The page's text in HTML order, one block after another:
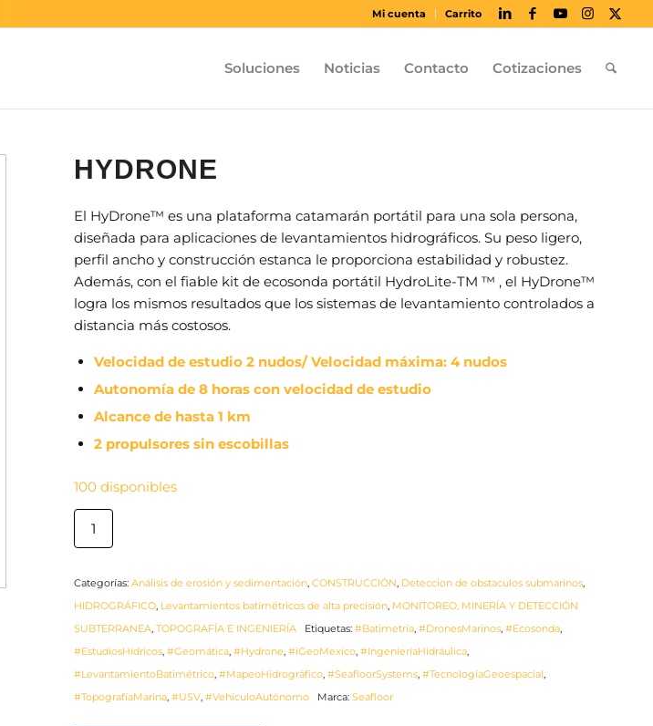
Mi cuenta Carrito
Soluciones Noticias Contacto Cotizaciones
HYDRONE
El HyDrone™ es una plataforma catamarán portátil para una sola persona,
diseñada para aplicaciones de levantamientos hidrográficos. Su peso ligero,
perfil ancho y construcción estanca le proporciona estabilidad y robustez.
Además, con el fiable kit de ecosonda portátil HydroLite-TM ™ , el HyDrone™
logra los mismos resultados que los sistemas de levantamiento controlados a
distancia más costosos.
Velocidad de estudio 2 nudos/ Velocidad máxima: 4 nudos
Autonomía de 8 horas con velocidad de estudio
Alcance de hasta 1 km
2 propulsores sin escobillas
100 disponibles
Categorías:Análisis de erosión y sedimentación,CONSTRUCCIÓN, Deteccion de obstaculos submarinos,
HIDROGRÁFICO, Levantamientos batimétricos de alta precisión, MONITOREO, MINERÍA Y DETECCIÓN
SUBTERRANEA,TOPOGRAFÍA E INGENIERÍA Etiquetas:#Batimetría,#DronesMarinos,#Ecosonda,
#EstudiosHídricos,#Geomática,#Hydrone,#iGeoMexico,#IngenieríaHidráulica,
#LevantamientoBatimétrico,#MapeoHidrográfico,#SeafloorSystems,#TecnologíaGeoespacial,
#TopografíaMarina,#USV,#VehículoAutónomo Marca:Seafloor